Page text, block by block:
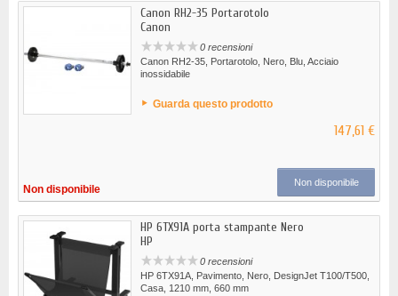
Canon RH2-35 Portarotolo
Canon
0 recensioni
Canon RH2-35, Portarotolo, Nero, Blu, Acciaio
inossidabile
Guarda questo prodotto
147,61 €
Non disponibile
Non disponibile
HP 6TX91A porta stampante Nero
HP
0 recensioni
HP 6TX91A, Pavimento, Nero, DesignJet T100/T500,
Casa, 1210 mm, 660 mm